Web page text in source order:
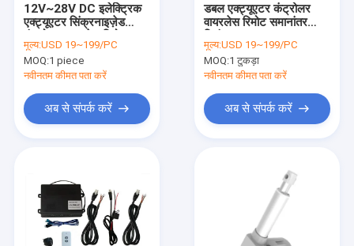
12V~28V DC इलेक्ट्रिक
एक्ट्यूएटर सिंक्रनाइज़ेड
कंट्रोल
मूल्य:USD 19~199/PC
MOQ:1 piece
नवीनतम कीमत पता करें
अब से संपर्क करें
डबल एक्ट्यूएटर कंट्रोलर
वायरलेस रिमोट समानांतर
मूल्य:USD 19~199/PC
MOQ:1 टुकड़ा
नवीनतम कीमत पता करें
अब से संपर्क करें